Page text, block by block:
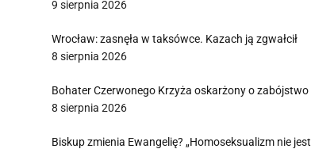
9 sierpnia 2026
Wrocław: zasnęła w taksówce. Kazach ją zgwałcił
8 sierpnia 2026
Bohater Czerwonego Krzyża oskarżony o zabójstwo
8 sierpnia 2026
Biskup zmienia Ewangelię? „Homoseksualizm nie jest